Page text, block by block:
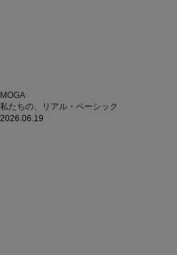
MOGA
私たちの、リアル・ベーシック
2026.06.19